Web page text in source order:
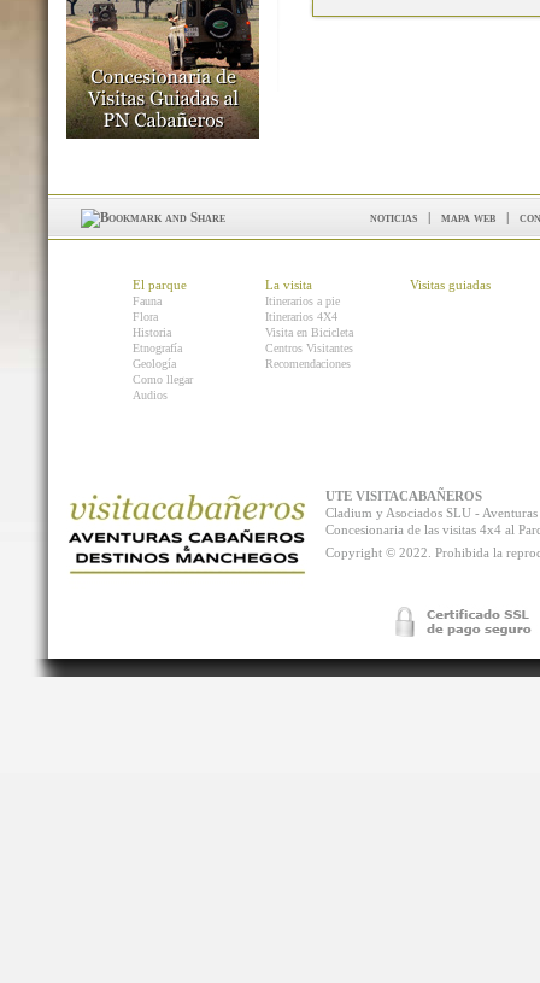
noticias | mapa web |
El parque
Fauna
Flora
Historia
Etnografía
Geología
Como llegar
Audios
La visita
Itinerarios a pie
Itinerarios 4X4
Visita en Bicicleta
Centros Visitantes
Recomendaciones
Visitas guiadas
UTE VISITACABAÑEROS
Cladium y Asociados SLU -
Concesionaria de las visitas 4x4 al
Copyright © 2022. Prohibida la